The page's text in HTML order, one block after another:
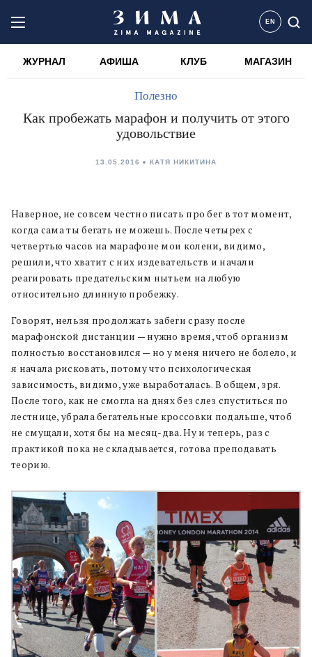
EN
ЖУРНАЛ АФИША КЛУБ МАГАЗИН
Полезно
Как пробежать марафон и получить от этого
удовольствие
13.05.2016 КАТЯ НИКИТИНА
Наверное, не совсем честно писать про бег в тот момент,
когда сама ты бегать не можешь. После четырех с
четвертью часов на марафоне мои колени, видимо,
решили, что хватит с них издевательств и начали
реагировать предательским нытьем на любую
относительно длинную пробежку.
Говорят, нельзя продолжать забеги сразу после
марафонской дистанции — нужно время, чтоб организм
полностью восстановился — но у меня ничего не болело, и
я начала рисковать, потому что психологическая
зависимость, видимо, уже выработалась. В общем, зря.
После того, как не смогла на днях без слез спуститься по
лестнице, убрала бегательные кроссовки подальше, чтоб
не смущали, хотя бы на месяц-два. Ну и теперь, раз с
практикой пока не складывается, готова преподавать
теорию.